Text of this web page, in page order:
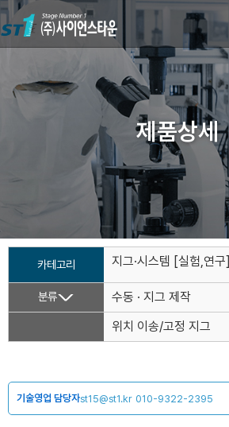
제품상세
카테고리 지그·시스템 [실험,연구]
분류
수동 · 지그 제작
위치 이송/고정 지그
기술영업 담당자st15@st1.kr 010-9322-2395